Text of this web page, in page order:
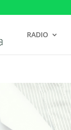
RADIO